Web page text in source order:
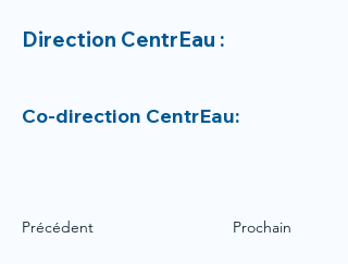
Direction CentrEau :
Co-direction CentrEau:
Précédent Prochain